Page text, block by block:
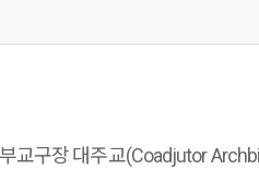
교구장 대주교(Coadjutor